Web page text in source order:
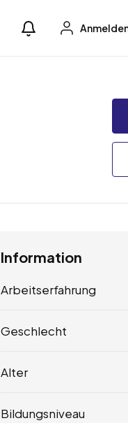
Information
Arbeitserfahrung
Geschlecht
Alter
Bildungsniveau